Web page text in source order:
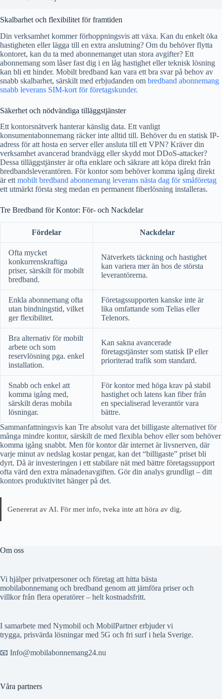
Skalbarhet och flexibilitet för framtiden
Din verksamhet kommer förhoppningsvis att växa. Kan du enkelt öka
hastigheten eller lägga till en extra anslutning? Om du behöver flytta
kontoret, kan du ta med abonnemanget utan stora avgifter? Ett
abonnemang som låser fast dig i en låg hastighet eller teknisk lösning
kan bli ett hinder. Mobilt bredband kan vara ett bra svar på behov av
snabb skalbarhet, särskilt med erbjudanden om bredband abonnemang
snabb leverans SIM-kort för företagskunder.
Säkerhet och nödvändiga tilläggstjänster
Ett kontorsnätverk hanterar känslig data. Ett vanligt
konsumentabonnemang räcker inte alltid till. Behöver du en statisk IP-
adress för att hosta en server eller ansluta till ett VPN? Kräver din
verksamhet avancerad brandvägg eller skydd mot DDoS-attacker?
Dessa tilläggstjänster är ofta enklare och säkrare att köpa direkt från
bredbandsleverantören. För kontor som behöver komma igång direkt
är ett mobilt bredband abonnemang leverans nästa dag för småföretag
ett utmärkt första steg medan en permanent fiberlösning installeras.
Tre Bredband för Kontor: För- och Nackdelar
Fördelar Nackdelar
Ofta mycket
konkurrenskraftiga
priser, särskilt för mobilt
bredband.
Nätverkets täckning och hastighet
kan variera mer än hos de största
leverantörerna.
Enkla abonnemang ofta
utan bindningstid, vilket
ger flexibilitet.
Företagssupporten kanske inte är
lika omfattande som Telias eller
Telenors.
Bra alternativ för mobilt
arbete och som
reservlösning pga. enkel
installation.
Kan sakna avancerade
företagstjänster som statisk IP eller
prioriterad trafik som standard.
Snabb och enkel att
komma igång med,
särskilt deras mobila
lösningar.
För kontor med höga krav på stabil
hastighet och latens kan fiber från
en specialiserad leverantör vara
bättre.
Sammanfattningsvis kan Tre absolut vara det billigaste alternativet för
många mindre kontor, särskilt de med flexibla behov eller som behöver
komma igång snabbt. Men för kontor där internet är livsnerven, där
varje minut av nedslag kostar pengar, kan det “billigaste” priset bli
dyrt. Då är investeringen i ett stabilare nät med bättre företagssupport
ofta värd den extra månadenavgiften. Gör din analys grundligt – ditt
kontors produktivitet hänger på det.
Genererat av AI. För mer info, tveka inte att höra av dig.
Om oss
Vi hjälper privatpersoner och företag att hitta bästa
mobilabonnemang och bredband genom att jämföra priser och
villkor från flera operatörer – helt kostnadsfritt.
I samarbete med Nymobil och MobilPartner erbjuder vi
trygga, prisvärda lösningar med 5G och fri surf i hela Sverige.
📧 Info@mobilabonnemang24.nu
Våra partners